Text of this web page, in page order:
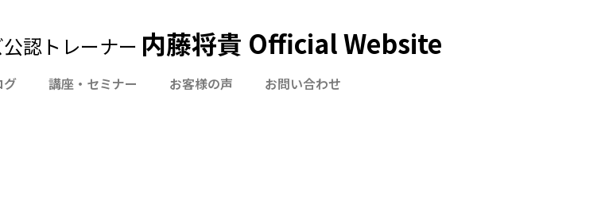
認トレーナー 内藤将貴 Official Website
グ 講座・セミナー お客様の声 お問い合わせ